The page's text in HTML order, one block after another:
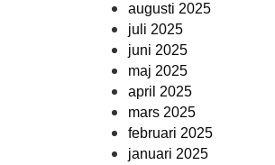
augusti 2025
juli 2025
juni 2025
maj 2025
april 2025
mars 2025
februari 2025
januari 2025